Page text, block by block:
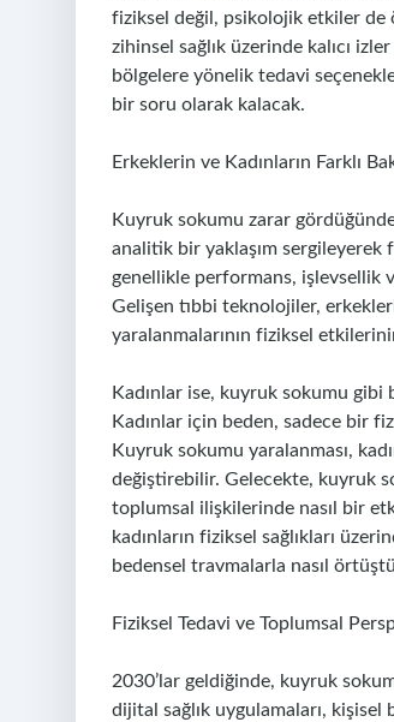
fiziksel değil, psikolojik etkiler de
zihinsel sağlık üzerinde kalıcı
bölgelere yönelik tedavi
bir soru olarak kalacak.
Erkeklerin ve Kadınların Farklı
Kuyruk sokumu zarar
analitik bir yaklaşım
genellikle performans, işlevsellik
Gelişen tıbbi teknolojiler,
yaralanmalarının fiziksel
Kadınlar ise, kuyruk sokumu
Kadınlar için beden, sadece bir
Kuyruk sokumu yaralanması,
değiştirebilir. Gelecekte, kuyruk
toplumsal ilişkilerinde nasıl bir
kadınların fiziksel sağlıkları
bedensel travmalarla nasıl
Fiziksel Tedavi ve Toplumsal
2030’lar geldiğinde, kuyruk
dijital sağlık uygulamaları,